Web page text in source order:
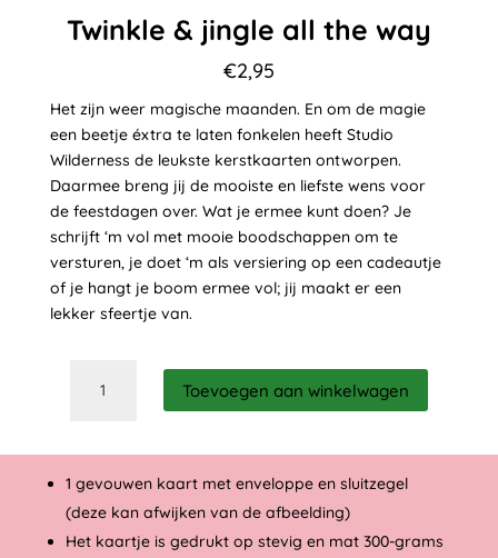
Twinkle & jingle all the way
€2,95
Het zijn weer magische maanden. En om de magie
een beetje éxtra te laten fonkelen heeft Studio
Wilderness de leukste kerstkaarten ontworpen.
Daarmee breng jij de mooiste en liefste wens voor
de feestdagen over. Wat je ermee kunt doen? Je
schrijft ‘m vol met mooie boodschappen om te
versturen, je doet ‘m als versiering op een cadeautje
of je hangt je boom ermee vol; jij maakt er een
lekker sfeertje van.
the
way
aantal
Toevoegen aan winkelwagen
1 gevouwen kaart met enveloppe en sluitzegel
(deze kan afwijken van de afbeelding)
Het kaartje is gedrukt op stevig en mat 300-grams